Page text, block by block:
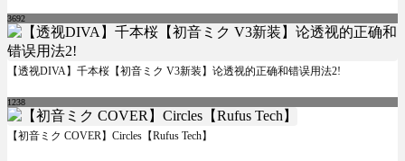
3692
【透视DIVA】千本桜【初音ミク V3新装】论透视的正确和错误用法2!
1238
【初音ミク COVER】Circles【Rufus Tech】